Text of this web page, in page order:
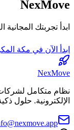
NexMove
ابدأ تجربتك
ابدأ الآن في مكة
NexMove
نظام متكامل لشركات
الإلكترونية. حلول